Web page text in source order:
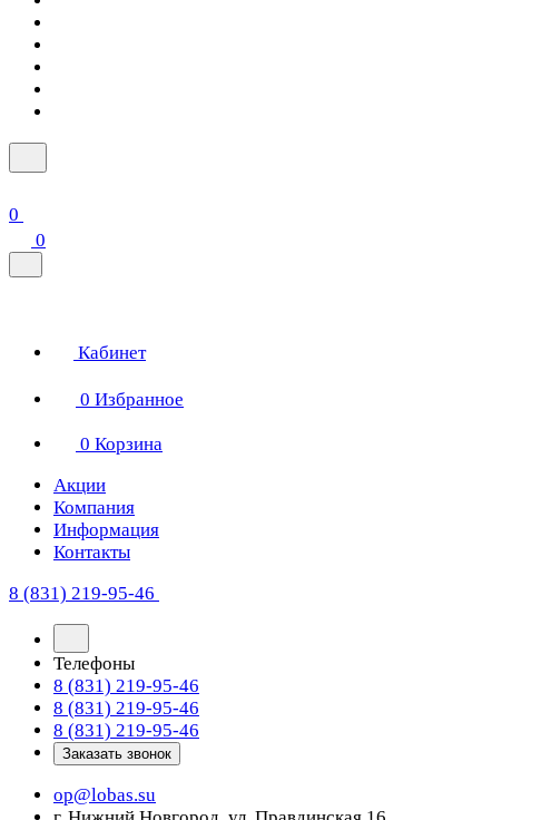
0
0
Кабинет
0 Избранное
0 Корзина
Акции
Компания
Информация
Контакты
8 (831) 219-95-46
Телефоны
8 (831) 219-95-46
8 (831) 219-95-46
8 (831) 219-95-46
Заказать звонок
op@lobas.su